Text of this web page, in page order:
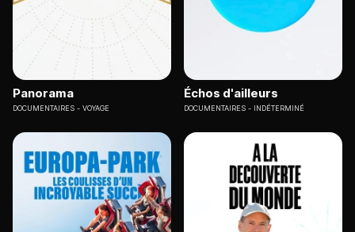
Panorama
DOCUMENTAIRES VOYAGE
Échos d'ailleurs
DOCUMENTAIRES INDÉTERMINÉ